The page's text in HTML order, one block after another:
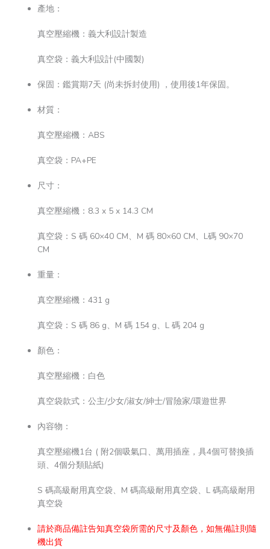
產地：
真空壓縮機：義大利設計製造
真空袋：義大利設計(中國製)
保固：鑑賞期7天 (尚未拆封使用) ，使用後1年保固。
材質：
真空壓縮機：ABS
真空袋：PA+PE
尺寸：
真空壓縮機：8.3 x 5 x 14.3 CM
真空袋：S 碼 60×40 CM、M 碼 80×60 CM、L碼 90×70
CM
重量：
真空壓縮機：431 g
真空袋：S 碼 86 g、M 碼 154 g、L 碼 204 g
顏色：
真空壓縮機：白色
真空袋款式：公主/少女/淑女/紳士/冒險家/環遊世界
內容物：
真空壓縮機1台 ( 附2個吸氣口、萬用插座，具4個可替換插
頭、4個分類貼紙)
S 碼高級耐用真空袋、M 碼高級耐用真空袋、L 碼高級耐用
真空袋
請於商品備註告知真空袋所需的尺寸及顏色，如無備註則隨
機出貨